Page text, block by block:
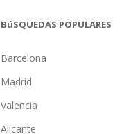
BúSQUEDAS POPULARES
Barcelona
Madrid
Valencia
Alicante